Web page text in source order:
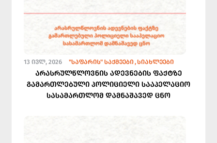
13 ᲘᲕᲚ, 2026 "ᲡᲐᲤᲐᲠᲘᲡ" ᲡᲐᲥᲛᲔᲔᲑᲘ ᲡᲘᲐᲮᲚᲔᲔᲑᲘ
არასრულწლოვნის ადევნების ფაქტზე
გამართლებული პოლიციელი სააპელაციო
სასამართლომ დამნაშავედ ცნო